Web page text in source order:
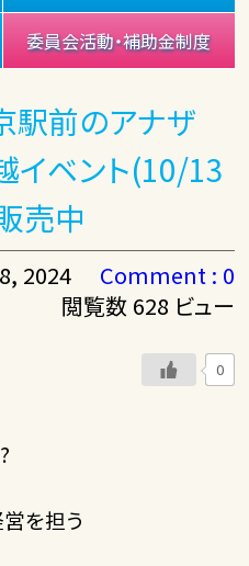
委員会活動・補助金制度
駅前のアナザ
イベント(10/13
売中
2024
Comment : 0
閲覧数 628 ビュー
0
を担う